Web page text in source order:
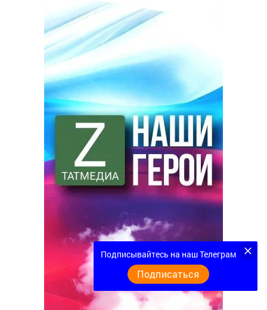
Подписывайтесь на наш Телеграм
Подписаться